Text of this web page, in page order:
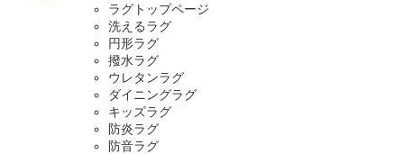
ラグトップページ
洗えるラグ
円形ラグ
撥水ラグ
ウレタンラグ
ダイニングラグ
キッズラグ
防炎ラグ
防音ラグ